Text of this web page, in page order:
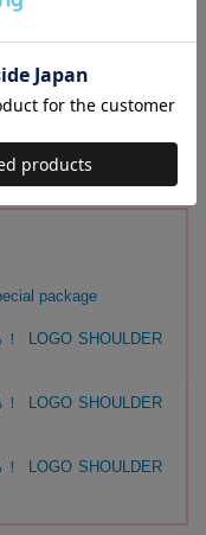
package
LOGO SHOULDER
LOGO SHOULDER
LOGO SHOULDER